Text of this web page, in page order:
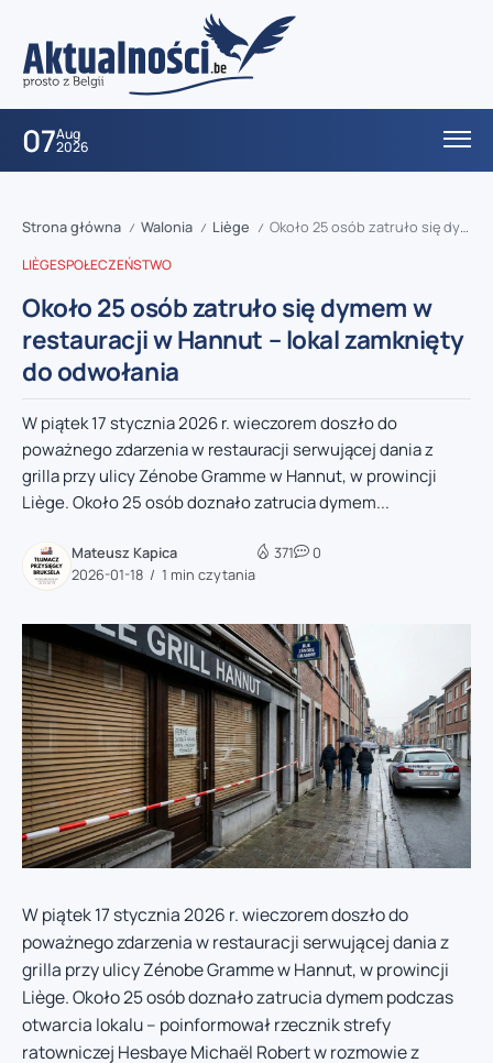
07Aug
2026
Strona główna / Walonia / Liège / Około 25 osób zatruło się dymem w restauracji w Hannut – lokal zamknięty do odwołania
LIÈGESPOŁECZEŃSTWO
Około 25 osób zatruło się dymem w
restauracji w Hannut – lokal zamknięty
do odwołania
W piątek 17 stycznia 2026 r. wieczorem doszło do
poważnego zdarzenia w restauracji serwującej dania z
grilla przy ulicy Zénobe Gramme w Hannut, w prowincji
Liège. Około 25 osób doznało zatrucia dymem...
Mateusz Kapica
2026-01-18
1 min czytania
371 0
W piątek 17 stycznia 2026 r. wieczorem doszło do
poważnego zdarzenia w restauracji serwującej dania z
grilla przy ulicy Zénobe Gramme w Hannut, w prowincji
Liège. Około 25 osób doznało zatrucia dymem podczas
otwarcia lokalu – poinformował rzecznik strefy
ratowniczej Hesbaye Michaël Robert w rozmowie z